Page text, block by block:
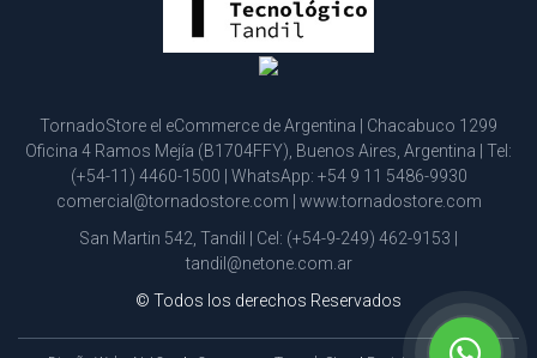
TornadoStore el eCommerce de Argentina | Chacabuco 1299
Oficina 4 Ramos Mejía (B1704FFY), Buenos Aires, Argentina | Tel:
(+54-11) 4460-1500 | WhatsApp: +54 9 11 5486-9930
comercial@tornadostore.com | www.tornadostore.com
San Martin 542, Tandil | Cel: (+54-9-249) 462-9153 |
tandil@netone.com.ar
© Todos los derechos Reservados